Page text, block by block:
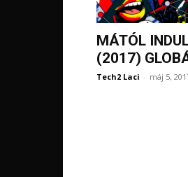
MÁTÓL
(2017)
Tech2 Laci - máj 5,